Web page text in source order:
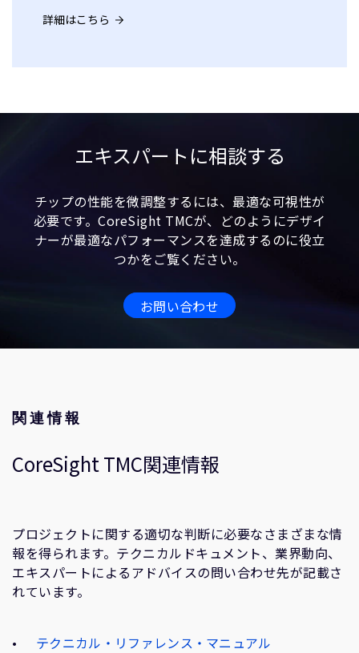
詳細はこちら
エキスパートに相談する
チップの性能を微調整するには、最適な可視性が
必要です。CoreSight TMCが、どのようにデザイ
ナーが最適なパフォーマンスを達成するのに役立
つかをご覧ください。
お問い合わせ
関連情報
CoreSight TMC関連情報
プロジェクトに関する適切な判断に必要なさまざまな情
報を得られます。テクニカルドキュメント、業界動向、
エキスパートによるアドバイスの問い合わせ先が記載さ
れています。
テクニカル・リファレンス・マニュアル